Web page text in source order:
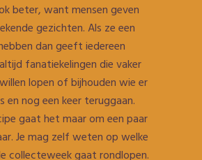
beter, want mensen geven
gezichten. Als ze een
dan geeft iedereen
fanatiekelingen die vaker
lopen of bijhouden wie er
en nog een keer teruggaan.
gaat het maar om een paar
Je mag zelf weten op welke
collecteweek gaat rondlopen.